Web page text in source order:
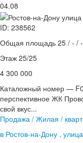
04.08
ID: 238562
Общая площадь 25 / - /
Этаж 25/25
4 300 000
Каталожный номер —
перспективное ЖК
свой вкус...
Продажа / Жилая /
в Ростов-на-Дону ,